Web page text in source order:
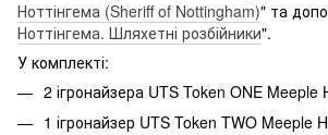
Ноттінгема (Sheriff of Nottingham)" та
Ноттінгема. Шляхетні розбійники".
У комплекті:
2 ігронайзера UTS Token ONE Meeple
1 ігронайзер UTS Token TWO Meeple